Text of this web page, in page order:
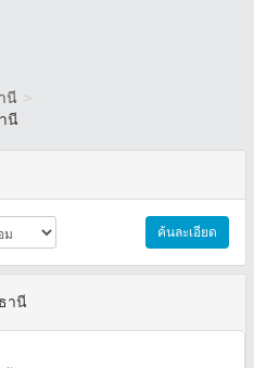
นี >
นี
ค้นละเอียด
านี